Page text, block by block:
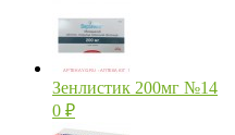
Зенлистик 200мг №14
0 ₽